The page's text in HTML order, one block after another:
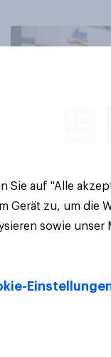
Sie auf "Alle
Gerät zu, um die
sowie